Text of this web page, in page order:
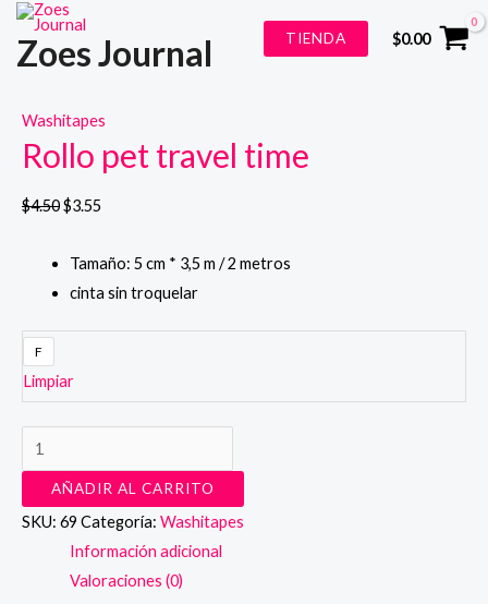
contenido
Zoes Journal TIENDA $0.00
¡Oferta!
Washitapes
Rollo pet travel time
$4.50$3.55
Tamaño: 5 cm * 3,5 m / 2 metros
cinta sin troquelar
F
Limpiar
Rollo
pet
travel
time
cantidad
AÑADIR AL CARRITO
SKU: 69 Categoría: Washitapes
Información adicional
Valoraciones (0)